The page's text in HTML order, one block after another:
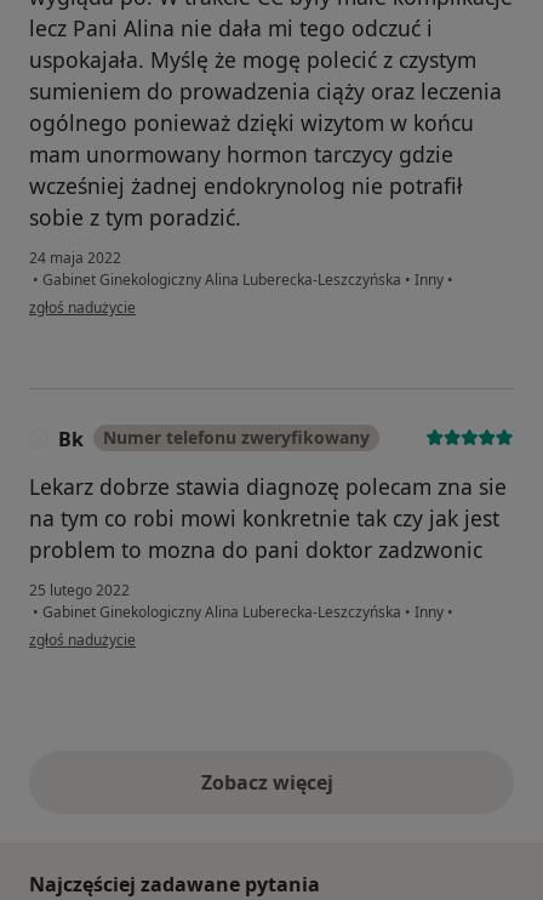
lecz Pani Alina nie dała mi tego odczuć i
uspokajała. Myślę że mogę polecić z czystym
sumieniem do prowadzenia ciąży oraz leczenia
ogólnego ponieważ dzięki wizytom w końcu
mam unormowany hormon tarczycy gdzie
wcześniej żadnej endokrynolog nie potrafił
sobie z tym poradzić.
24 maja 2022
• Gabinet Ginekologiczny Alina Luberecka-Leszczyńska • Inny •
w opinii użytkownika Ks
zgłoś nadużycie
Bk Numer telefonu zweryfikowany
Lekarz dobrze stawia diagnozę polecam zna sie
na tym co robi mowi konkretnie tak czy jak jest
problem to mozna do pani doktor zadzwonic
25 lutego 2022
• Gabinet Ginekologiczny Alina Luberecka-Leszczyńska • Inny •
w opinii użytkownika Bk
zgłoś nadużycie
Zobacz więcejopinie powyżej
Najczęściej zadawane pytania